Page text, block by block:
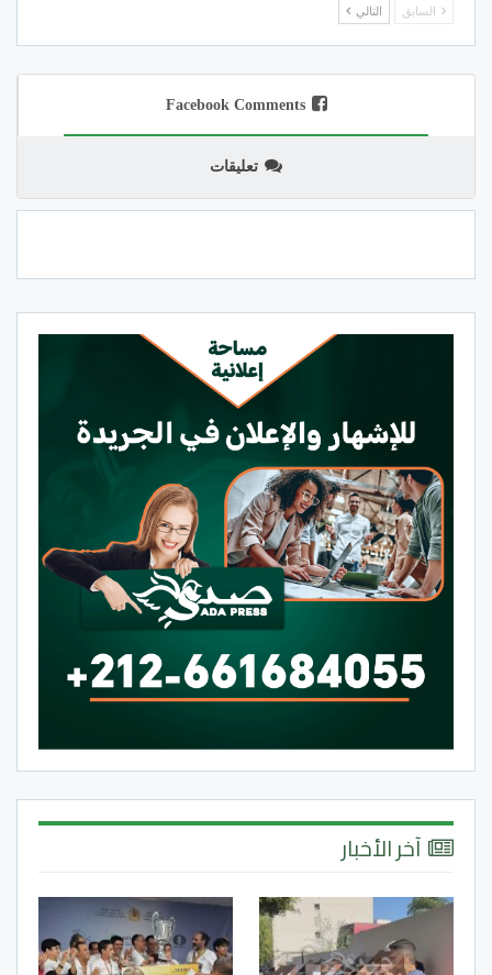
السابق التالي
Facebook Comments
تعليقات
آخر الأخبار